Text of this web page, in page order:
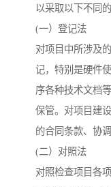
以采取以下不同
(一）登记法
对项目中所涉及
记，特别是硬件
序各种技术文档
保管。对项目建
的合同条款、协
(二）对照法
对照检查项目各